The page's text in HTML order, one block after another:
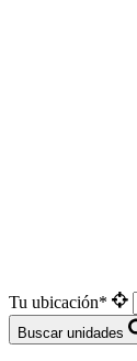
Tu ubicación*
Buscar unidades